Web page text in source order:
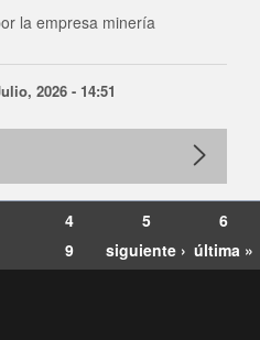
la empresa minería
2026 - 14:51
4 5
6
9 siguiente › última »